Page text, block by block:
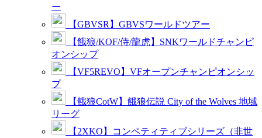
ー
【GBVSR】GBVSワールドツアー
【餓狼/KOF/侍/龍虎】SNKワールドチャンピ
オンシップ
【VF5REVO】VFオープンチャンピオンシッ
プ
【餓狼CotW】餓狼伝説 City of the Wolves 地域
リーグ
【2XKO】コンペティティブシリーズ（非世